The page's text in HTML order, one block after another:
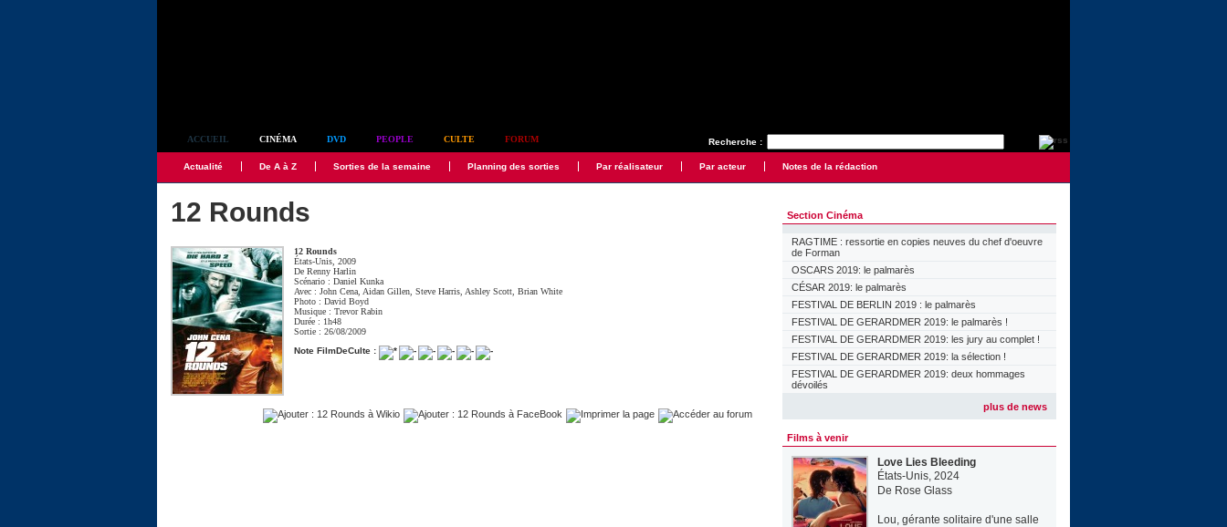
Recherche :
ACCUEIL CINÉMA DVD PEOPLE CULTE FORUM
Actualité De A à Z Sorties de la semaine Planning des sorties Par réalisateur Par acteur Notes de la rédaction
12 Rounds
12 Rounds
États-Unis, 2009
DeRenny Harlin
Scénario :Daniel Kunka
Avec :John Cena Aidan Gillen ,Steve Harris Ashley Scott ,Brian White
Photo :David Boyd
Musique :Trevor Rabin
Durée : 1h48
Sortie : 26/08/2009
Note FilmDeCulte :
Section Cinéma
RAGTIME : ressortie en copies neuves du chef d'oeuvre
de Forman
OSCARS 2019: le palmarès
CÉSAR 2019: le palmarès
FESTIVAL DE BERLIN 2019 : le palmarès
FESTIVAL DE GERARDMER 2019: le palmarès !
FESTIVAL DE GERARDMER 2019: les jury au complet !
FESTIVAL DE GERARDMER 2019: la sélection !
FESTIVAL DE GERARDMER 2019: deux hommages
dévoilés
plus de news
Films à venir
Love Lies Bleeding
États-Unis, 2024
De Rose Glass
Lou, gérante solitaire d'une salle